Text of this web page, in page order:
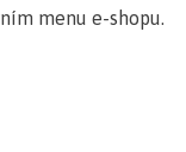
menu e-shopu.